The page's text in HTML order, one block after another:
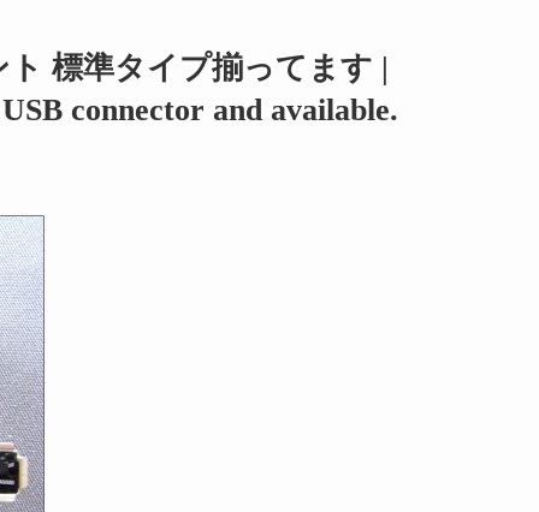
標準タイプ揃ってます |
connector and available.